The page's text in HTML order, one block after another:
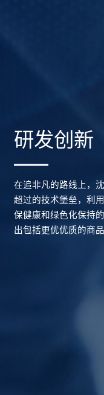
研发创新
在追非凡的路线上，
超过的技术堡垒，利
保健康和绿色化保持
出包括更优优质的商